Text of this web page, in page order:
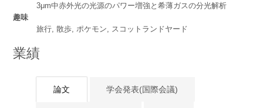
3μm中赤外光の光源のパワー増強と希薄ガスの分光解析
趣味
旅行, 散歩, ポケモン, スコットランドヤード
業績
論文 学会発表(国際会議)